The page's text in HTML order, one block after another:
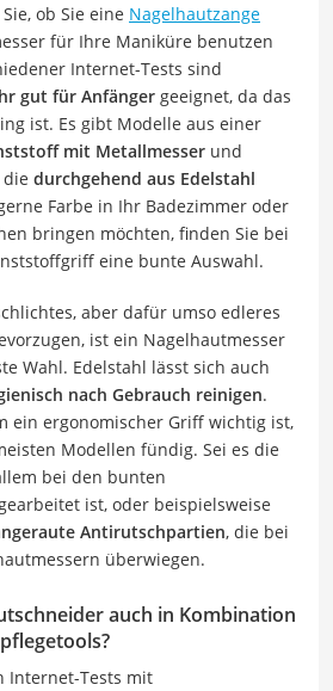
ob Sie eine Nagelhautzange
für Ihre Maniküre benutzen
Internet-Tests sind
gut für Anfänger geeignet, da das
ist. Es gibt Modelle aus einer
mit Metallmesser und
durchgehend aus Edelstahl
Farbe in Ihr Badezimmer oder
bringen möchten, finden Sie bei
eine bunte Auswahl.
aber dafür umso edleres
ist ein Nagelhautmesser
Wahl. Edelstahl lässt sich auch
nach Gebrauch reinigen.
ein ergonomischer Griff wichtig ist,
Modellen fündig. Sei es die
bei den bunten
ist, oder beispielsweise
Antirutschpartien, die bei
überwiegen.
auch in Kombination
Internet-Tests mit